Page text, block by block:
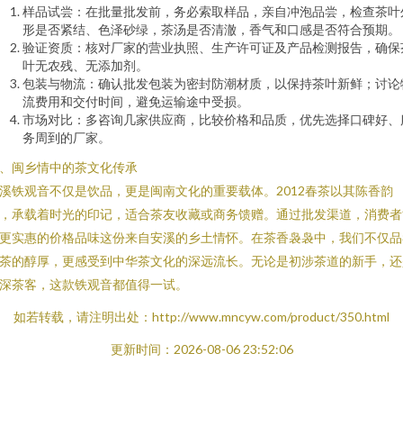
样品试尝：在批量批发前，务必索取样品，亲自冲泡品尝，检查茶叶
形是否紧结、色泽砂绿，茶汤是否清澈，香气和口感是否符合预期。
验证资质：核对厂家的营业执照、生产许可证及产品检测报告，确保
叶无农残、无添加剂。
包装与物流：确认批发包装为密封防潮材质，以保持茶叶新鲜；讨论
流费用和交付时间，避免运输途中受损。
市场对比：多咨询几家供应商，比较价格和品质，优先选择口碑好、
务周到的厂家。
闽乡情中的茶文化传承
铁观音不仅是饮品，更是闽南文化的重要载体。2012春茶以其陈香韵
承载着时光的印记，适合茶友收藏或商务馈赠。通过批发渠道，消费
实惠的价格品味这份来自安溪的乡土情怀。在茶香袅袅中，我们不仅
的醇厚，更感受到中华茶文化的深远流长。无论是初涉茶道的新手，
茶客，这款铁观音都值得一试。
如若转载，请注明出处：http://www.mncyw.com/product/350.html
更新时间：2026-08-06 23:52:06